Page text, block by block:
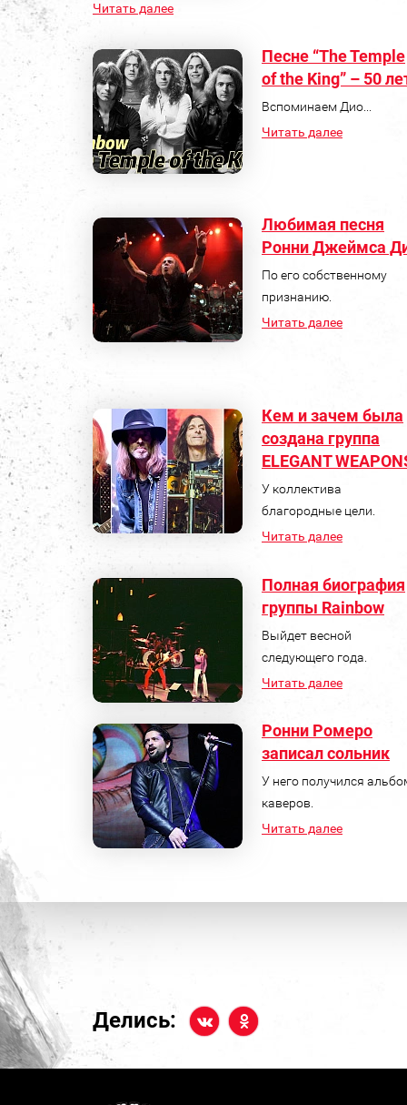
Читать далее
Песне “The Temple
of the King” – 50
Вспоминаем Дио...
Читать далее
Любимая песня
Ронни Джеймса
По его собственному
признанию.
Читать далее
Кем и зачем была
создана группа
ELEGANT
У коллектива
благородные цели.
Читать далее
Полная биография
группы Rainbow
Выйдет весной
следующего года.
Читать далее
Ронни Ромеро
записал сольник
У него получился
каверов.
Читать далее
Делись: